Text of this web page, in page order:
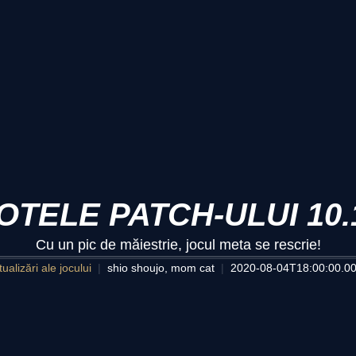
PATCH-ULUI
Cu un pic de măiestrie, jocul meta se rescrie!
ale jocului shio shoujo, mom cat 2020-08-